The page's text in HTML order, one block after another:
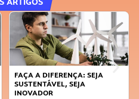
FAÇA A DIFERENÇA: SEJA
SUSTENTÁVEL, SEJA
INOVADOR